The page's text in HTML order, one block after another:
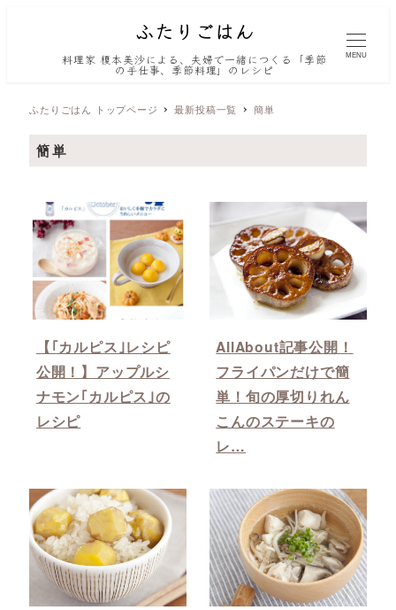
料理家 榎本美沙による、夫婦で一緒につくる「季節
の手仕事、季節料理」のレシピ
MENU
ふたりごはん トップページ 最新投稿一覧 簡単
簡単
【｢カルピス｣レシピ
公開！】アップルシ
ナモン｢カルピス｣の
レシピ
AllAbout記事公開！
フライパンだけで簡
単！旬の厚切りれん
こんのステーキの
レ…